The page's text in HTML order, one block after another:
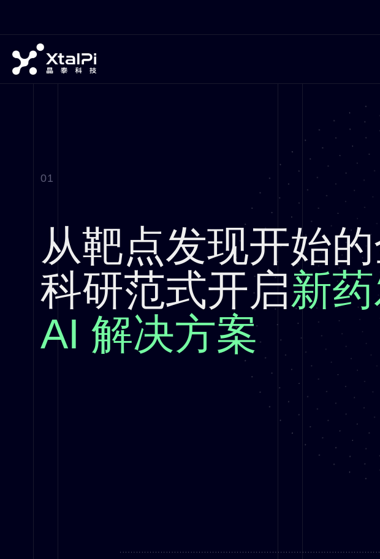
01
从靶点发现开始
科研范式开启新
AI 解决方案